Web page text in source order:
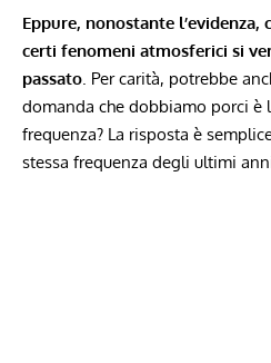
Eppure, nonostante l’evidenza,
certi fenomeni atmosferici si
passato. Per carità, potrebbe
domanda che dobbiamo porci è
frequenza? La risposta è
stessa frequenza degli ultimi